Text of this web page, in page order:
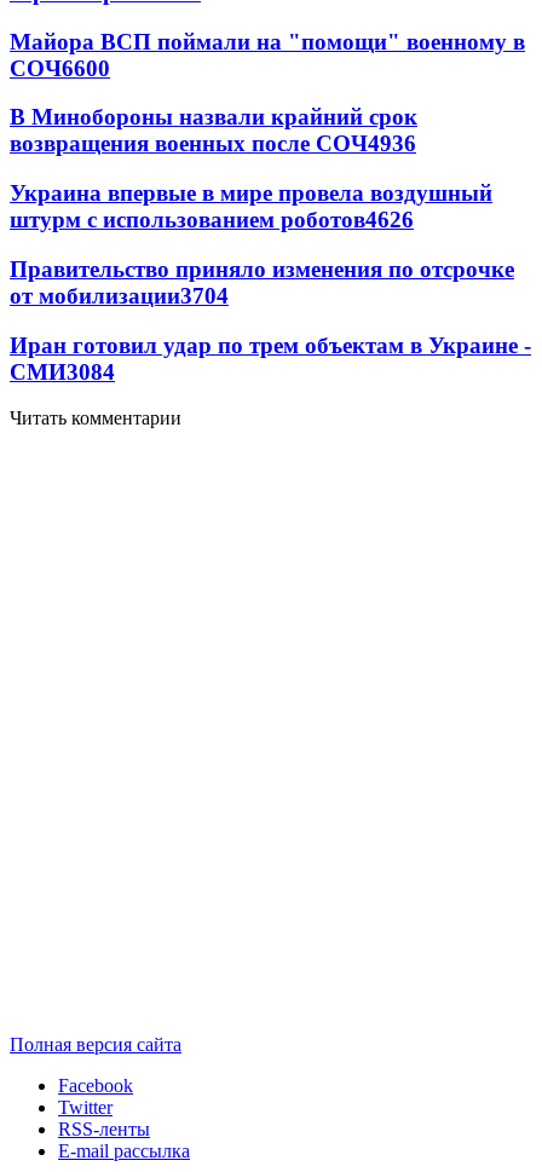
Майора ВСП поймали на "помощи" военному в
СОЧ6600
В Минобороны назвали крайний срок
возвращения военных после СОЧ4936
Украина впервые в мире провела воздушный
штурм с использованием роботов4626
Правительство приняло изменения по отсрочке
от мобилизации3704
Иран готовил удар по трем объектам в Украине -
СМИ3084
Читать комментарии
Полная версия сайта
Facebook
Twitter
RSS-ленты
E-mail рассылка